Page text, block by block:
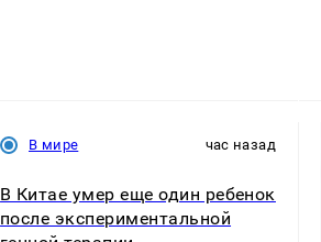
В мире час назад
В Китае умер еще один ребенок
после экспериментальной